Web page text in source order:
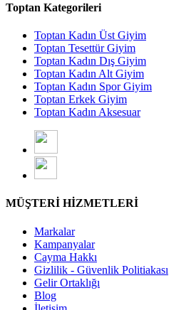
Toptan Kategorileri
Toptan Kadın Üst Giyim
Toptan Tesettür Giyim
Toptan Kadın Dış Giyim
Toptan Kadın Alt Giyim
Toptan Kadın Spor Giyim
Toptan Erkek Giyim
Toptan Kadın Aksesuar
MÜŞTERİ HİZMETLERİ
Markalar
Kampanyalar
Cayma Hakkı
Gizlilik - Güvenlik Politiakası
Gelir Ortaklığı
Blog